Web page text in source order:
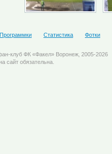
Программки Статистика Фотки
клуб ФК «Факел» Воронеж, 2005-2026
сайт обязательна.